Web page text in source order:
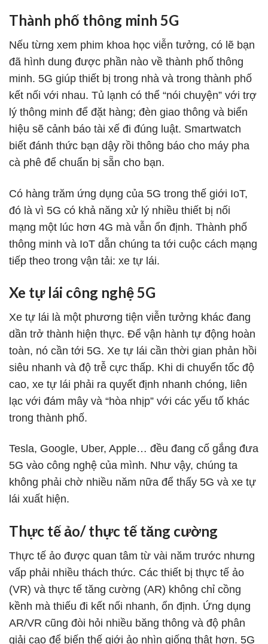
Thành phố thông minh 5G
Nếu từng xem phim khoa học viễn tưởng, có lẽ bạn
đã hình dung được phần nào về thành phố thông
minh. 5G giúp thiết bị trong nhà và trong thành phố
kết nối với nhau. Tủ lạnh có thể “nói chuyện” với trợ
lý thông minh để đặt hàng; đèn giao thông và biển
hiệu sẽ cảnh báo tài xế đi đúng luật. Smartwatch
biết đánh thức bạn dậy rồi thông báo cho máy pha
cà phê để chuẩn bị sẵn cho bạn.
Có hàng trăm ứng dụng của 5G trong thế giới IoT,
đó là vì 5G có khả năng xử lý nhiều thiết bị nối
mạng một lúc hơn 4G mà vẫn ổn định. Thành phố
thông minh và IoT dẫn chúng ta tới cuộc cách mạng
tiếp theo trong vận tải: xe tự lái.
Xe tự lái công nghệ 5G
Xe tự lái là một phương tiện viễn tưởng khác đang
dần trở thành hiện thực. Để vận hành tự động hoàn
toàn, nó cần tới 5G. Xe tự lái cần thời gian phản hồi
siêu nhanh và độ trễ cực thấp. Khi di chuyển tốc độ
cao, xe tự lái phải ra quyết định nhanh chóng, liên
lạc với đám mây và “hòa nhịp” với các yếu tố khác
trong thành phố.
Tesla, Google, Uber, Apple… đều đang cố gắng đưa
5G vào công nghệ của mình. Như vậy, chúng ta
không phải chờ nhiều năm nữa để thấy 5G và xe tự
lái xuất hiện.
Thực tế ảo/ thực tế tăng cường
Thực tế ảo được quan tâm từ vài năm trước nhưng
vấp phải nhiều thách thức. Các thiết bị thực tế ảo
(VR) và thực tế tăng cường (AR) không chỉ cồng
kềnh mà thiếu đi kết nối nhanh, ổn định. Ứng dụng
AR/VR cũng đòi hỏi nhiều băng thông và độ phân
giải cao để biến thế giới ảo nhìn giống thật hơn. 5G